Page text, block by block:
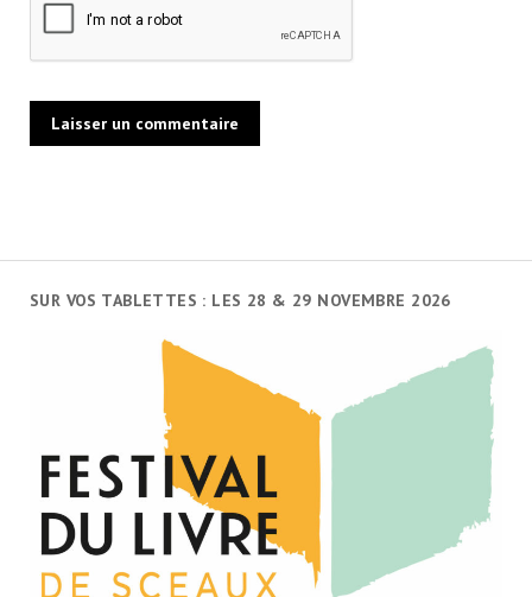
SUR VOS TABLETTES : LES 28 & 29 NOVEMBRE 2026